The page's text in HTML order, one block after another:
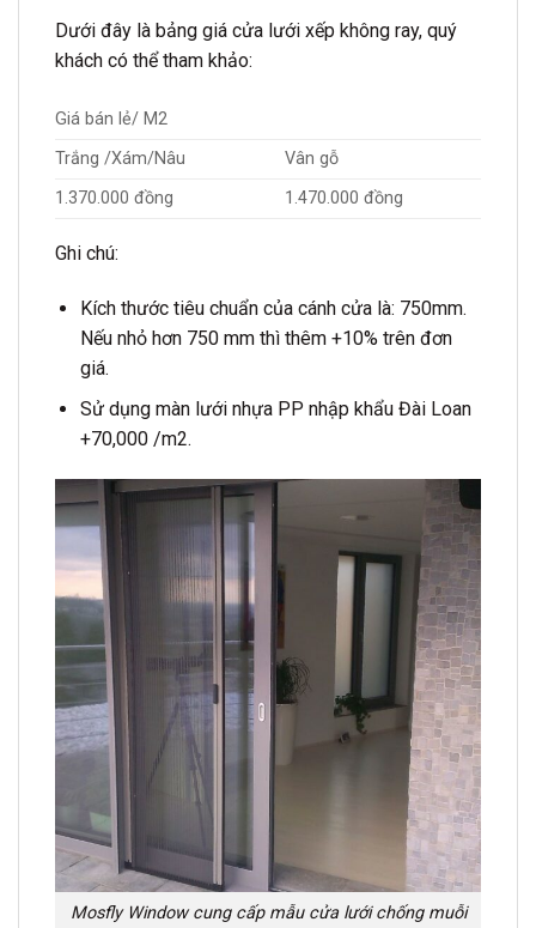
Dưới đây là bảng giá cửa lưới xếp không ray, quý
khách có thể tham khảo:
Giá bán lẻ/ M2
Trắng /Xám/Nâu
Vân gỗ
1.370.000 đồng
1.470.000 đồng
Ghi chú:
Kích thước tiêu chuẩn của cánh cửa là: 750mm.
Nếu nhỏ hơn 750 mm thì thêm +10% trên đơn
giá.
Sử dụng màn lưới nhựa PP nhập khẩu Đài Loan
+70,000 /m2.
Mosfly Window cung cấp mẫu cửa lưới chống muỗi